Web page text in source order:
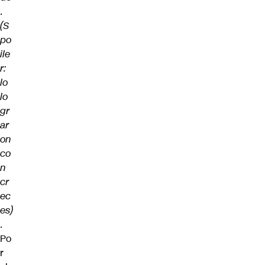
.
(S
po
ile
r:
lo
lo
gr
ar
on
co
n
cr
ec
es)
.
Po
r